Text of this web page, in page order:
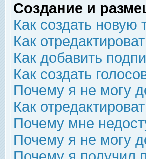
Создание и
Как создать новую
Как
Как добавить
Как создать
Почему я не могу
Как
Почему мне
Почему я не могу